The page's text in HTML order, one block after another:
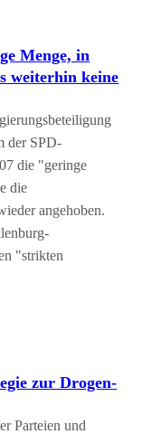
Menge, in
weiterhin keine
der SPD-
die "geringe
die
angehoben.
"strikten
zur Drogen-
Parteien und